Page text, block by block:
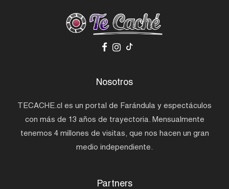
Nosotros
TECACHE.cl es un portal de Farándula y espectáculos
con más de 13 años de trayectoria. Mensualmente
tenemos 4 millones de visitas, que nos hacen un gran
medio independiente.
Partners